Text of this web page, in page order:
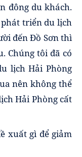
đông du khách.
triển du lịch
đến Đồ Sơn thì
Chúng tôi đã có
lịch Hải Phòng
nên không thể
Hải Phòng cất
xuất gì để giảm